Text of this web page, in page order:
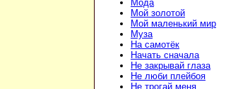
Мода
Мой золотой
Мой маленький мир
Муза
На самотёк
Начать сначала
Не закрывай глаза
Не люби плейбоя
Не трогай меня